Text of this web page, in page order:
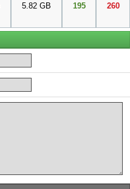
5.82 GB 195 260